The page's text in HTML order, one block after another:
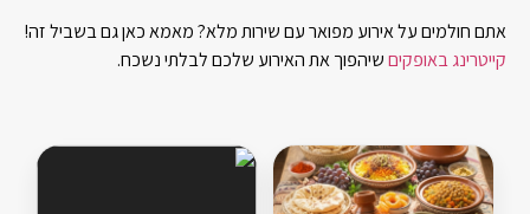
אתם חולמים על אירוע מפואר עם שירות מלא? מאמא כאן גם בשביל זה!
קייטרינג באופקיםשיהפוך את האירוע שלכם לבלתי נשכח.